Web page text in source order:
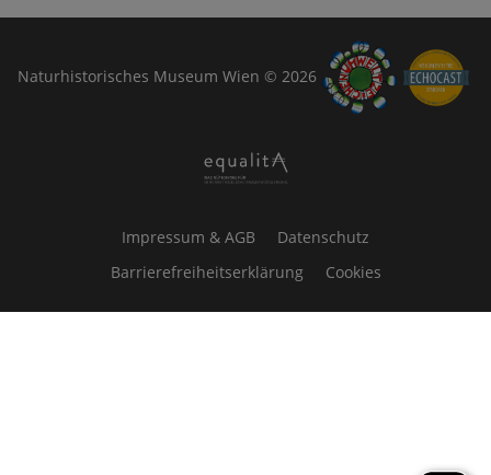
Naturhistorisches Museum Wien © 2026
Impressum & AGB
Datenschutz
Barrierefreiheitserklärung
Cookies